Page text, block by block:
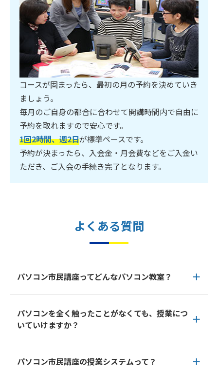
コースが固まったら、最初の月の予約を決めていき
ましょう。
毎月のご自身の都合に合わせて開講時間内で自由に
予約を取れますので安心です。
1回2時間、週2日が標準ペースです。
予約が決まったら、入会金・月会費などをご入金い
ただき、ご入会の手続き完了となります。
よくある質問
パソコン市民講座ってどんなパソコン教室？
パソコンを全く触ったことがなくても、授業につ
いていけますか？
パソコン市民講座の授業システムって？